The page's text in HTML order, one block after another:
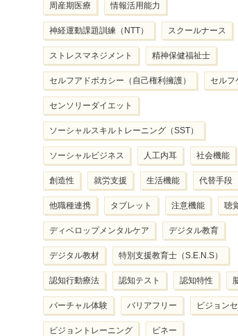
周産期医療 情報活用能力
神経運動課題訓練（NTT） スクールナース
ストレスマネジメント 精神保健福祉士
セルフアドボカシー（自己権利擁護） セルフ
センソリーダイエット
ソーシャルスキルトレーニング（SST）
ソーシャルビジネス 人工内耳 社会機能
創造性 就労支援 生活機能 代替手段
他職種連携 タブレット 注意機能 聴
ディベロップメンタルケア デジタル教育
デジタル教材 特別支援教育士（S.E.N.S）
認知行動療法 認知テスト 認知特性
バーチャル体験 バリアフリー ビジョン
ビジョントレーニング ビネー